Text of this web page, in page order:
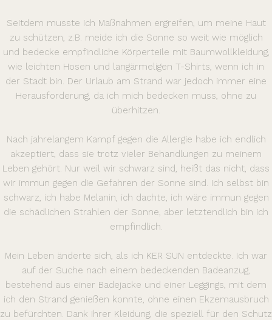
Seitdem musste ich Maßnahmen ergreifen, um meine Haut
zu schützen, z.B. meide ich die Sonne so weit wie möglich
und bedecke empfindliche Körperteile mit Baumwollkleidung,
wie leichten Hosen und langärmeligen T-Shirts, wenn ich in
der Stadt bin. Der Urlaub am Strand war jedoch immer eine
Herausforderung, da ich mich bedecken muss, ohne zu
überhitzen.
Nach jahrelangem Kampf gegen die Allergie habe ich endlich
akzeptiert, dass sie trotz vieler Behandlungen zu meinem
Leben gehört. Nur weil wir schwarz sind, heißt das nicht, dass
wir immun gegen die Gefahren der Sonne sind. Ich selbst bin
schwarz, ich habe Melanin, ich dachte, ich wäre immun gegen
die schädlichen Strahlen der Sonne, aber letztendlich bin ich
empfindlich.
Mein Leben änderte sich, als ich KER SUN entdeckte. Ich war
auf der Suche nach einem bedeckenden Badeanzug,
bestehend aus einer Badejacke und einer Leggings, mit dem
ich den Strand genießen konnte, ohne einen Ekzemausbruch
zu befürchten. Dank Ihrer Kleidung, die speziell für den Schutz